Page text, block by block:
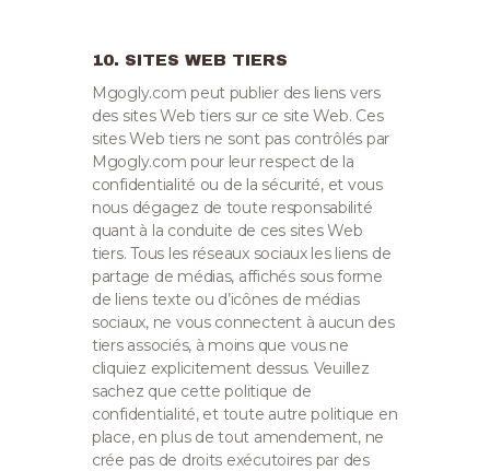
10. SITES WEB TIERS
Mgogly.com peut publier des liens vers
des sites Web tiers sur ce site Web. Ces
sites Web tiers ne sont pas contrôlés par
Mgogly.com pour leur respect de la
confidentialité ou de la sécurité, et vous
nous dégagez de toute responsabilité
quant à la conduite de ces sites Web
tiers. Tous les réseaux sociaux les liens de
partage de médias, affichés sous forme
de liens texte ou d’icônes de médias
sociaux, ne vous connectent à aucun des
tiers associés, à moins que vous ne
cliquiez explicitement dessus. Veuillez
sachez que cette politique de
confidentialité, et toute autre politique en
place, en plus de tout amendement, ne
crée pas de droits exécutoires par des